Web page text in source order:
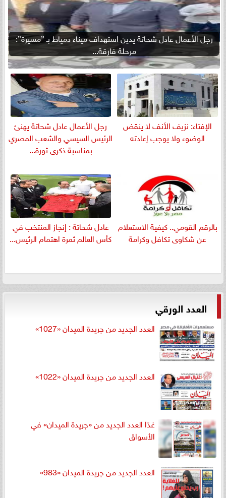
رجل الأعمال عادل شحاتة يدين استهداف ميناء دمياط بـ ”مسيرة”:
مرحلة فارقة...
الإفتاء: نزيف الأنف لا ينقض
الوضوء ولا يوجب إعادته
رجل الأعمال عادل شحاتة يهنئ
الرئيس السيسي والشعب المصري
بمناسبة ذكرى ثورة...
بالرقم القومي.. كيفية الاستعلام
عن شكاوى تكافل وكرامة
عادل شحاتة : إنجاز المنتخب في
كأس العالم ثمرة اهتمام الرئيس...
العدد الورقي
العدد الجديد من جريدة الميدان «1027»
العدد الجديد من جريدة الميدان «1022»
غدًا العدد الجديد من «جريدة الميدان» في
الأسواق
العدد الجديد من جريدة الميدان «983»